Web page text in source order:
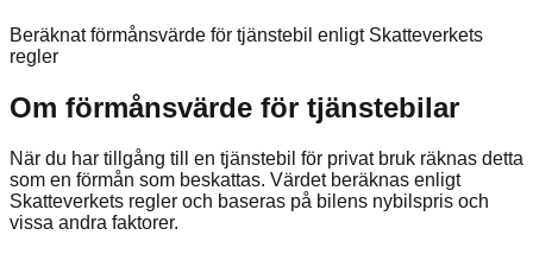
Beräknat förmånsvärde för tjänstebil enligt Skatteverkets
regler
Om förmånsvärde för tjänstebilar
När du har tillgång till en tjänstebil för privat bruk räknas detta
som en förmån som beskattas. Värdet beräknas enligt
Skatteverkets regler och baseras på bilens nybilspris och
vissa andra faktorer.